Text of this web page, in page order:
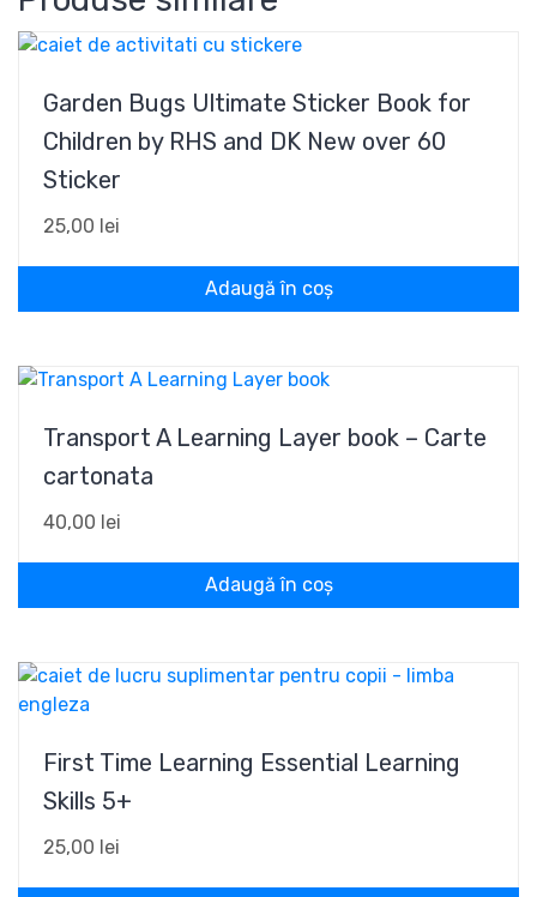
Garden Bugs Ultimate Sticker Book for
Children by RHS and DK New over 60
Sticker
25,00 lei
Adaugă în coș
Transport A Learning Layer book – Carte
cartonata
40,00 lei
Adaugă în coș
First Time Learning Essential Learning
Skills 5+
25,00 lei